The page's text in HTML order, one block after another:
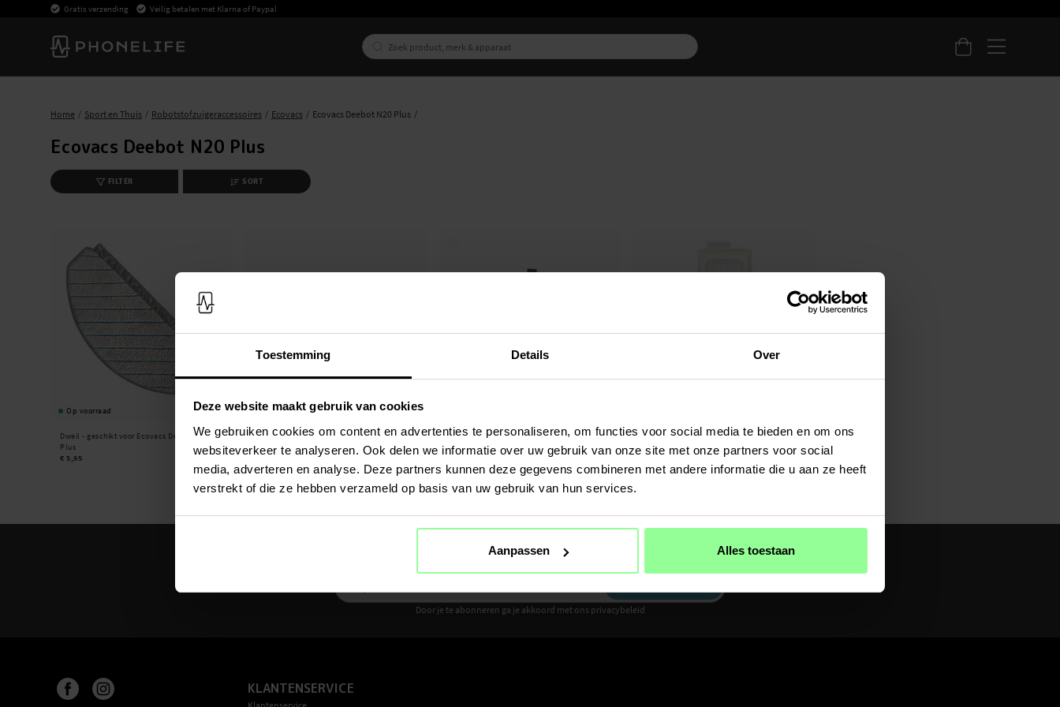
Toestemming Details Over
Deze website maakt gebruik van cookies
We gebruiken cookies om content en advertenties te personaliseren, om functies voor social media te bieden en om ons
websiteverkeer te analyseren. Ook delen we informatie over uw gebruik van onze site met onze partners voor social
media, adverteren en analyse. Deze partners kunnen deze gegevens combineren met andere informatie die u aan ze heeft
verstrekt of die ze hebben verzameld op basis van uw gebruik van hun services.
Aanpassen Alles toestaan
Gratis verzending Veilig betalen met Klarna of Paypal
Home Sport en Thuis Robotstofzuigeraccessoires Ecovacs Ecovacs Deebot N20 Plus
Ecovacs Deebot N20 Plus
FILTER SORT
Op voorraad
Dweil - geschikt voor Ecovacs Deebot N20
Plus
€ 5,95
Op voorraad
Hoofdborstel - geschikt voor Ecovacs Deebot
N20 Plus
€ 9,95
Zijborstel - geschikt voor Ecovacs Deebot
N20 Plus Zwart
€ 5,95
HEPA-filter - geschikt voor Ecovacs Deebot
N20 Plus
€ 5,95
Ontvang 10% korting op je eerste aankoop
Door je te abonneren ga je akkoord met ons privacybeleid
KLANTENSERVICE